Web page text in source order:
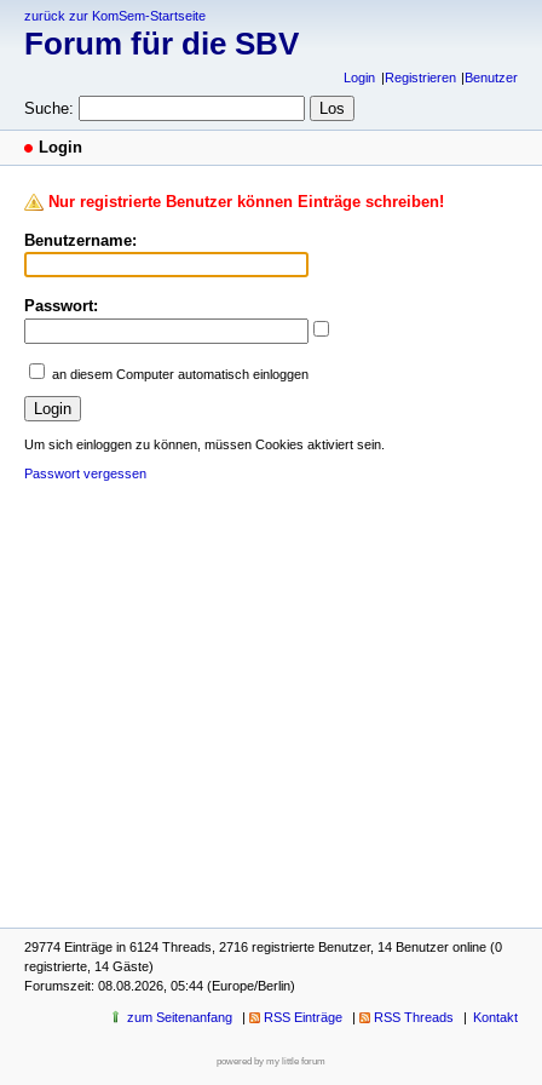
zurück zur KomSem-Startseite
Forum für die SBV
Login Registrieren Benutzer
Suche:
Login
Nur registrierte Benutzer können Einträge schreiben!
Benutzername:
Passwort:
an diesem Computer automatisch einloggen
Um sich einloggen zu können, müssen Cookies aktiviert sein.
Passwort vergessen
29774 Einträge in 6124 Threads, 2716 registrierte Benutzer, 14 Benutzer online (0
registrierte, 14 Gäste)
Forumszeit: 08.08.2026, 05:44 (Europe/Berlin)
zum Seitenanfang RSS Einträge RSS Threads Kontakt
powered by my little forum